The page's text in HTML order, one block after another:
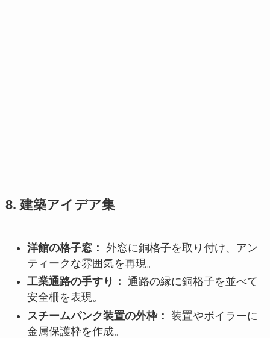
8. 建築アイデア集
洋館の格子窓： 外窓に銅格子を取り付け、アン
ティークな雰囲気を再現。
工業通路の手すり： 通路の縁に銅格子を並べて
安全柵を表現。
スチームパンク装置の外枠：
装置やボイラーに
金属保護枠を作成。